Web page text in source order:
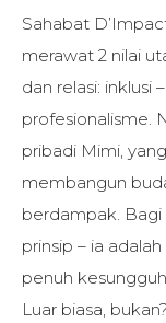
Sahabat
merawat 2 nilai
dan relasi: inklusi
profesionalisme.
pribadi Mimi,
membangun
berdampak. Bagi
prinsip – ia
penuh
Luar biasa,